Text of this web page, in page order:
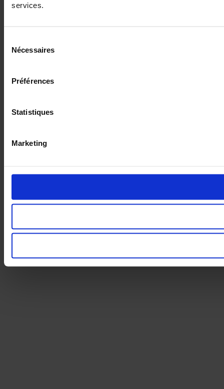
services.
Nécessaires
Préférences
Statistiques
Marketing